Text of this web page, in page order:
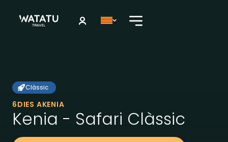
Clàssic
6DIES AKENIA
Kenia - Safari Clàssic